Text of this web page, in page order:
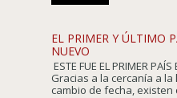
EL PRIMER Y ÚLTIMO
NUEVO
ESTE FUE EL PRIMER
Gracias a la cercanía a
cambio de fecha, existen